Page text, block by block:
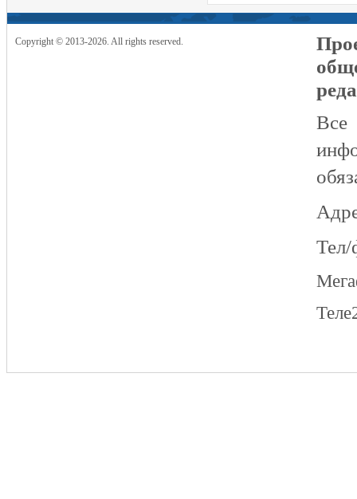
Copyright © 2013-2026. All rights reserved.